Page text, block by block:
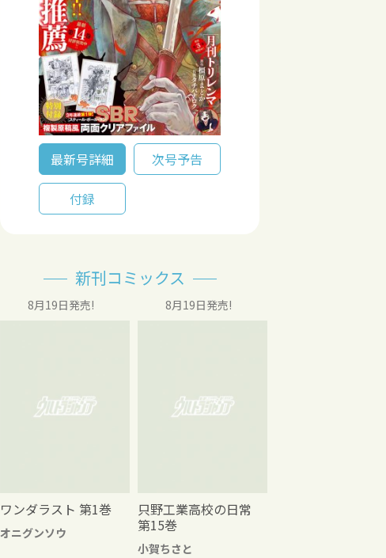
最新号詳細 次号予告
付録
新刊コミックス
8月19日発売!
ワンダラスト 第1巻
オニグンソウ
8月19日発売!
只野工業高校の日常
第15巻
小賀ちさと